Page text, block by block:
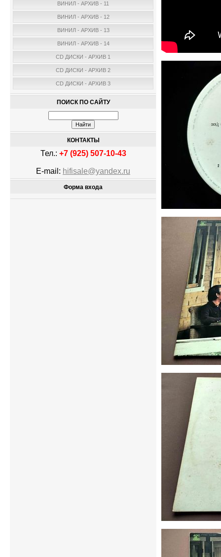
ВИНИЛ - АРХИВ - 11
ВИНИЛ - АРХИВ - 12
ВИНИЛ - АРХИВ - 13
ВИНИЛ - АРХИВ - 14
CD ДИСКИ - АРХИВ 1
CD ДИСКИ - АРХИВ 2
CD ДИСКИ - АРХИВ 3
ПОИСК ПО САЙТУ
КОНТАКТЫ
Тел.: +7 (925) 507-10-43
E-mail: hifisale@yandex.ru
Форма входа